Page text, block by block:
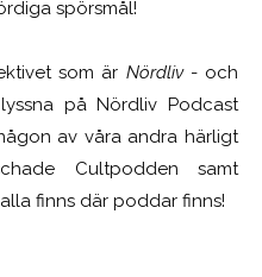
spörsmål!
som är Nördliv- och
på Nördliv Podcast
av våra andra härligt
Cultpodden samt
finns där poddar finns!